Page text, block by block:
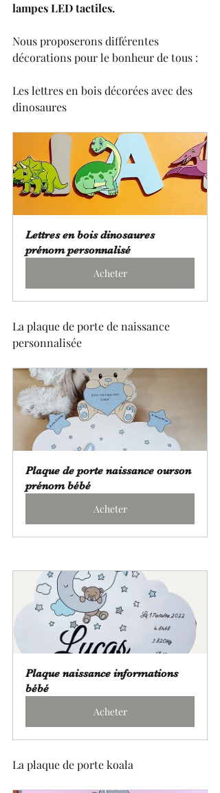
lampes LED tactiles.
Nous proposerons différentes
décorations pour le bonheur de tous :
Les lettres en bois décorées avec des
dinosaures
Lettres en bois dinosaures
prénom personnalisé
Acheter
La plaque de porte de naissance
personnalisée
Plaque de porte naissance ourson
prénom bébé
Acheter
Plaque naissance informations
bébé
Acheter
La plaque de porte koala